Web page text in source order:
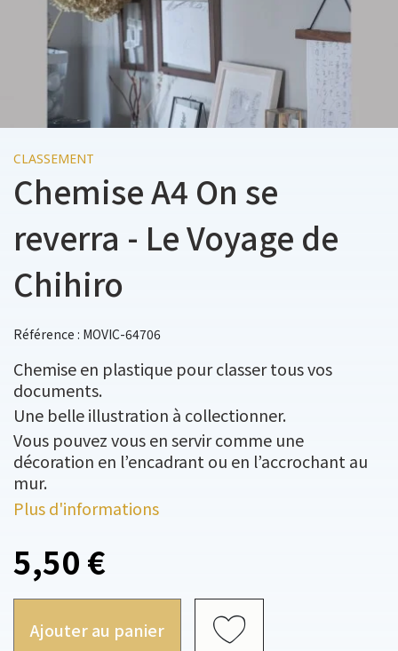
CLASSEMENT
Chemise A4 On se
reverra - Le Voyage de
Chihiro
Référence : MOVIC-64706
Chemise en plastique pour classer tous vos
documents.
Une belle illustration à collectionner.
Vous pouvez vous en servir comme une
décoration en l’encadrant ou en l’accrochant au
mur.
Plus d'informations
5,50 €
Ajouter au panier